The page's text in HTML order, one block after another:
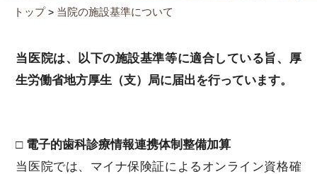
トップ > 当院の施設基準について
当医院は、以下の施設基準等に適合している旨、厚
生労働省地方厚生（支）局に届出を行っています。
□ 電子的歯科診療情報連携体制整備加算
当医院では、マイナ保険証によるオンライン資格確